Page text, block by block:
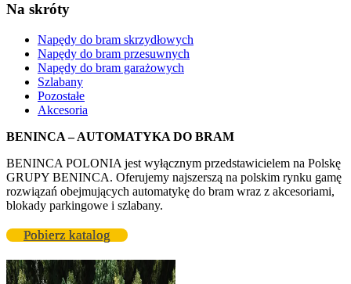
Na skróty
Napędy do bram skrzydłowych
Napędy do bram przesuwnych
Napędy do bram garażowych
Szlabany
Pozostałe
Akcesoria
BENINCA – AUTOMATYKA DO BRAM
BENINCA POLONIA jest wyłącznym przedstawicielem na Polskę
GRUPY BENINCA. Oferujemy najszerszą na polskim rynku gamę
rozwiązań obejmujących automatykę do bram wraz z akcesoriami,
blokady parkingowe i szlabany.
Pobierz katalog